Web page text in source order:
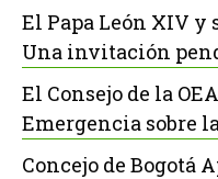
El Papa León XIV
Una invitación
El Consejo de la
Emergencia sobre
Concejo de Bogotá